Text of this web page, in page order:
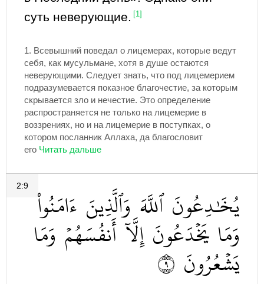
суть неверующие.
[1]
1. Всевышний поведал о лицемерах, которые ведут
себя, как мусульмане, хотя в душе остаются
неверующими. Следует знать, что под лицемерием
подразумевается показное благочестие, за которым
скрывается зло и нечестие. Это определение
распространяется не только на лицемерие в
воззрениях, но и на лицемерие в поступках, о
котором посланник Аллаха, да благословит
его
2:9 يُخَٰدِعُونَ ٱللَّهَ وَٱلَّذِينَ ءَامَنُواْ
وَمَا يَخۡدَعُونَ إِلَّآ أَنفُسَهُمۡ وَمَا
يَشۡعُرُونَ ٩